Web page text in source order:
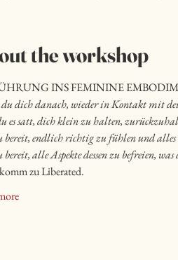
the workshop
INS FEMININE
du dich danach, wieder in Kontakt mit
es satt, dich klein zu halten,
bereit, endlich richtig zu fühlen und alles
bereit, alle Aspekte dessen zu befreien,
zu Liberated.